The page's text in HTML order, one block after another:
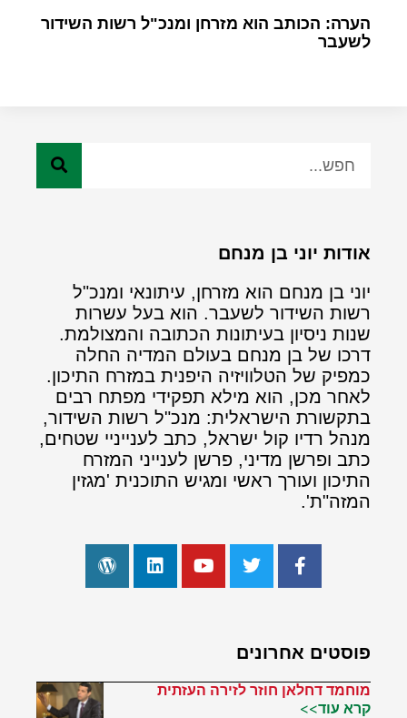
הערה: הכותב הוא מזרחן ומנכ"ל רשות השידור
לשעבר
אודות יוני בן מנחם
יוני בן מנחם הוא מזרחן, עיתונאי ומנכ"ל
רשות השידור לשעבר. הוא בעל עשרות
שנות ניסיון בעיתונות הכתובה והמצולמת.
דרכו של בן מנחם בעולם המדיה החלה
כמפיק של הטלוויזיה היפנית במזרח התיכון.
לאחר מכן, הוא מילא תפקידי מפתח רבים
בתקשורת הישראלית: מנכ"ל רשות השידור,
מנהל רדיו קול ישראל, כתב לענייניי שטחים,
כתב ופרשן מדיני, פרשן לענייני המזרח
התיכון ועורך ראשי ומגיש התוכנית 'מגזין
המזה"ת'.
פוסטים אחרונים
מוחמד דחלאן חוזר לזירה העזתית
קרא עוד>>